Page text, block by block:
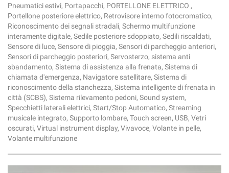
Pneumatici estivi, Portapacchi, PORTELLONE ELETTRICO ,
Portellone posteriore elettrico, Retrovisore interno fotocromatico,
Riconoscimento dei segnali stradali, Schermo multifunzione
interamente digitale, Sedile posteriore sdoppiato, Sedili riscaldati,
Sensore di luce, Sensore di pioggia, Sensori di parcheggio anteriori,
Sensori di parcheggio posteriori, Servosterzo, sistema anti
sbandamento, Sistema di assistenza alla frenata, Sistema di
chiamata d'emergenza, Navigatore satellitare, Sistema di
riconoscimento della stanchezza, Sistema intelligente di frenata in
città (SCBS), Sistema rilevamento pedoni, Sound system,
Specchietti laterali elettrici, Start/Stop Automatico, Streaming
musicale integrato, Supporto lombare, Touch screen, USB, Vetri
oscurati, Virtual instrument display, Vivavoce, Volante in pelle,
Volante multifunzione